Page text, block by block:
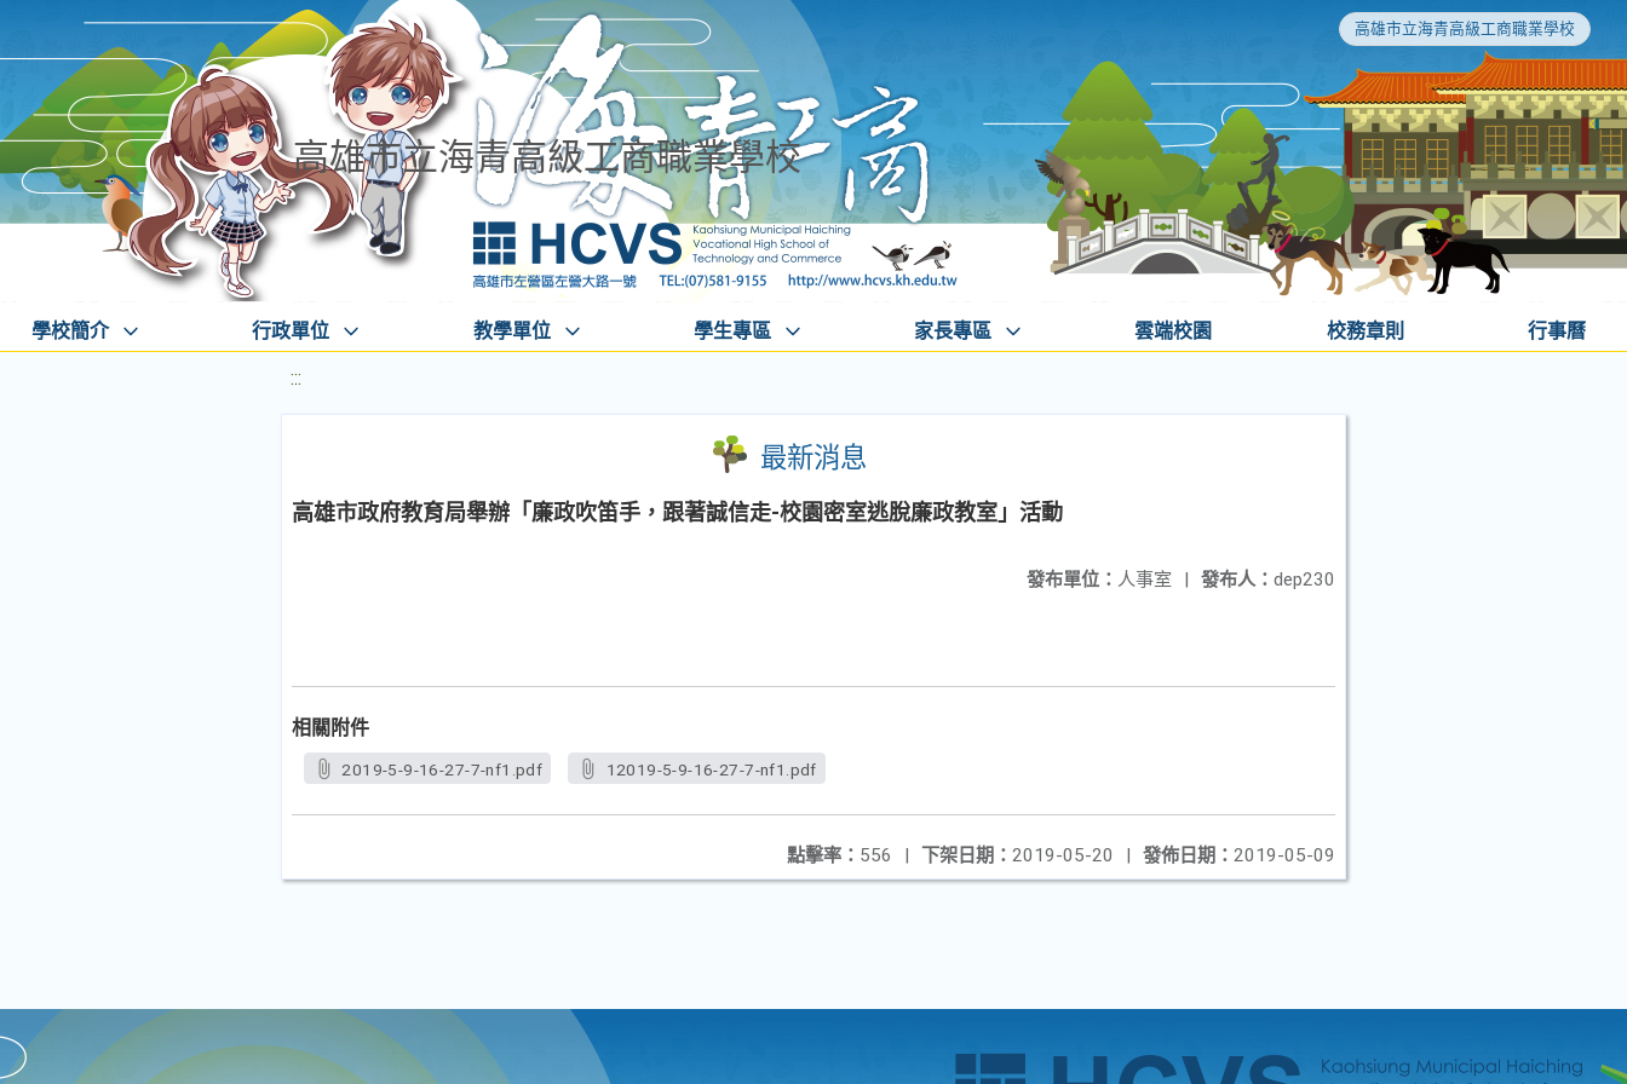
高雄市立海青高級工商職業學校
高雄市立海青高級工商職業學校
學校簡介 行政單位 教學單位 學生專區 家長專區 雲端校園 校務章則 行事曆
:::
最新消息
高雄市政府教育局舉辦「廉政吹笛手，跟著誠信走-校園密室逃脫廉政教室」活動
發布人： dep230
發布單位： 人事室 |
相關附件
2019-5-9-16-27-7-nf1.pdf 12019-5-9-16-27-7-nf1.pdf
發佈日期： 2019-05-09
下架日期： 2019-05-20 |
點擊率： 556 |